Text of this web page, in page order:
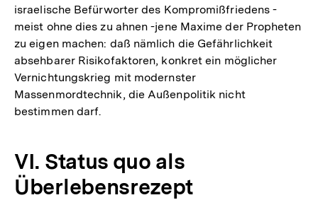
israelische Befürworter des Kompromißfriedens -
meist ohne dies zu ahnen -jene Maxime der Propheten
zu eigen machen: daß nämlich die Gefährlichkeit
absehbarer Risikofaktoren, konkret ein möglicher
Vernichtungskrieg mit modernster
Massenmordtechnik, die Außenpolitik nicht
bestimmen darf.
VI. Status quo als
Überlebensrezept